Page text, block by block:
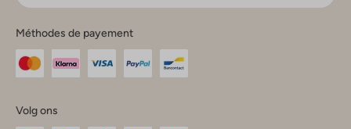
Méthodes de payement
Volg ons